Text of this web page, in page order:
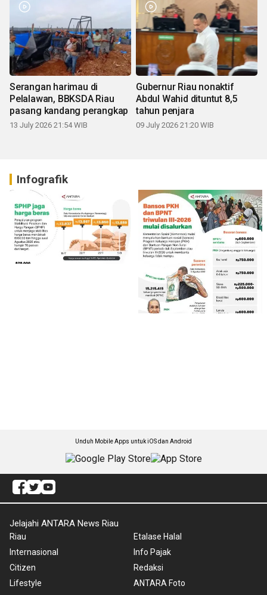
Serangan harimau di
Pelalawan, BBKSDA Riau
pasang kandang perangkap
13 July 2026 21:54 WIB
Gubernur Riau nonaktif
Abdul Wahid dituntut 8,5
tahun penjara
09 July 2026 21:20 WIB
Infografik
Unduh Mobile Apps untuk iOS dan Android
Jelajahi ANTARA News Riau
Riau
Internasional
Citizen
Lifestyle
Etalase Halal
Info Pajak
Redaksi
ANTARA Foto